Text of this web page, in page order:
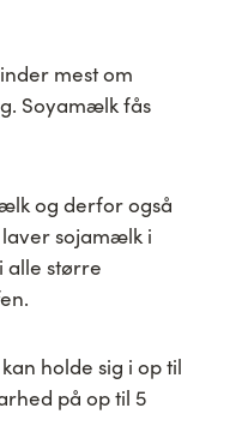
mest om
Soyamælk fås
og derfor også
sojamælk i
alle større
holde sig i op til
på op til 5